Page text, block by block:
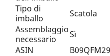
Tipo di
imballo
Scatola
Assemblaggio
necessario
Sì
ASIN